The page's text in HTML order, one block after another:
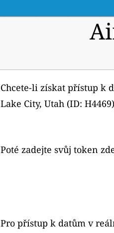
Chcete-li získat přístup k
Lake City, Utah (ID:
Poté zadejte svůj token
Pro přístup k datům v